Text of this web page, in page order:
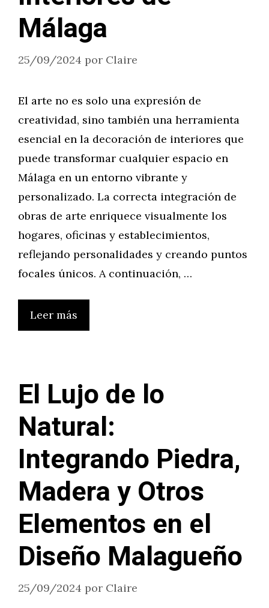
Málaga
25/09/2024 por Claire
El arte no es solo una expresión de
creatividad, sino también una herramienta
esencial en la decoración de interiores que
puede transformar cualquier espacio en
Málaga en un entorno vibrante y
personalizado. La correcta integración de
obras de arte enriquece visualmente los
hogares, oficinas y establecimientos,
reflejando personalidades y creando puntos
focales únicos. A continuación, …
Leer más
El Lujo de lo
Natural:
Integrando Piedra,
Madera y Otros
Elementos en el
Diseño Malagueño
25/09/2024 por Claire